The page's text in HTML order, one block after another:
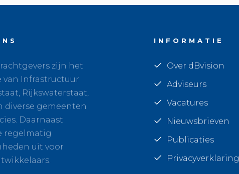
zijn het
van Infrastructuur
Rijkswaterstaat,
diverse gemeenten
Daarnaast
regelmatig
uit voor
INFORMATIE
Over dBvision
Adviseurs
Vacatures
Nieuwsbrieven
Publicaties
Privacyverklaring